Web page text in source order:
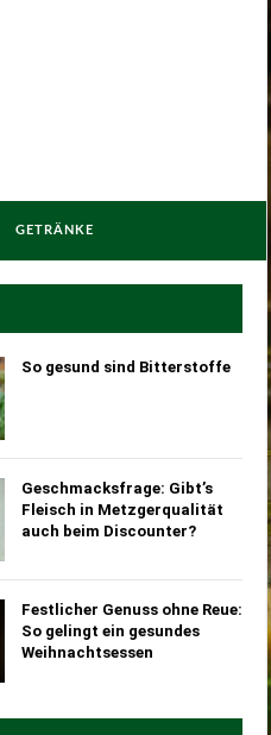
GETRÄNKE
So gesund sind Bitterstoffe
Geschmacksfrage: Gibt’s
Fleisch in Metzgerqualität
auch beim Discounter?
Festlicher Genuss ohne Reue:
So gelingt ein gesundes
Weihnachtsessen